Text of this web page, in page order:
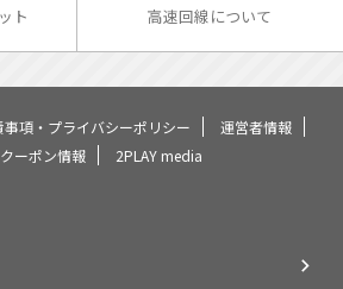
ト 高速回線について
事項・プライバシーポリシー
運営者情報
ーポン情報
2PLAY media